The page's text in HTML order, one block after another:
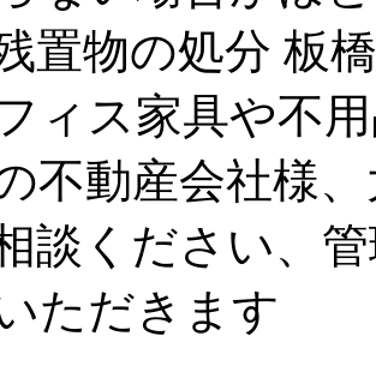
置物の処分 板
ィス家具や不
不動産会社様
談ください、
ただきます